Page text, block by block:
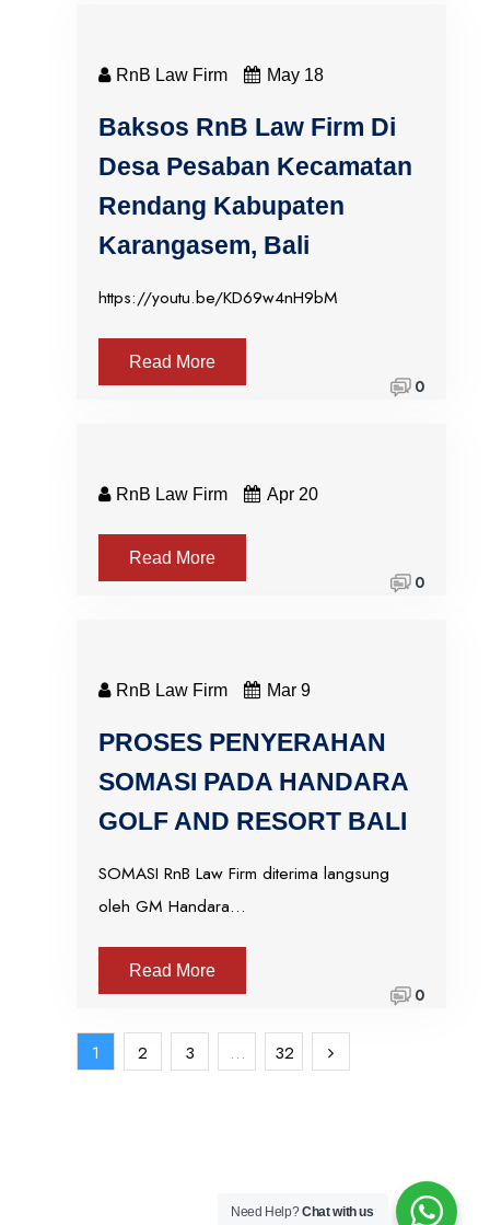
RnB Law Firm May 18
Baksos RnB Law Firm Di
Desa Pesaban Kecamatan
Rendang Kabupaten
Karangasem, Bali
https://youtu.be/KD69w4nH9bM
Read More
0
RnB Law Firm Apr 20
Read More
0
RnB Law Firm Mar 9
PROSES PENYERAHAN
SOMASI PADA HANDARA
GOLF AND RESORT BALI
SOMASI RnB Law Firm diterima langsung
oleh GM Handara…
Read More
0
1 2 3 … 32
Need Help?Chat with us